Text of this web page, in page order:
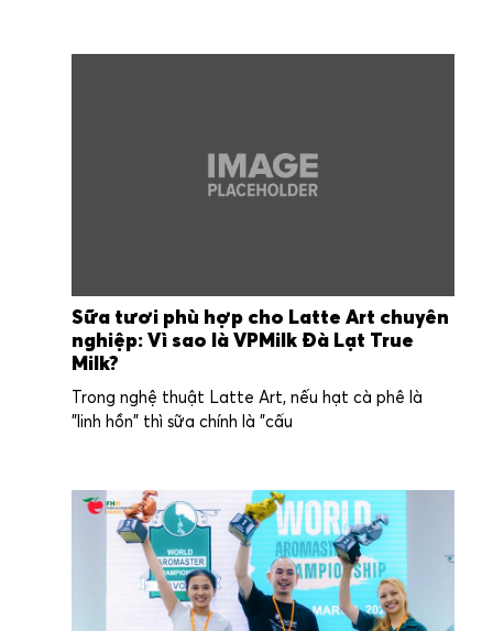
Sữa tươi phù hợp cho Latte Art chuyên
nghiệp: Vì sao là VPMilk Đà Lạt True
Milk?
Trong nghệ thuật Latte Art, nếu hạt cà phê là
"linh hồn" thì sữa chính là "cấu